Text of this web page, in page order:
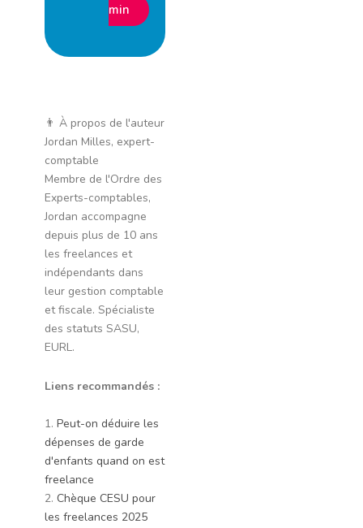
min
👨 À propos de l'auteur
Jordan Milles, expert-
comptable
Membre de l'Ordre des
Experts-comptables,
Jordan accompagne
depuis plus de 10 ans
les freelances et
indépendants dans
leur gestion comptable
et fiscale. Spécialiste
des statuts SASU,
EURL.
Liens recommandés :
1. Peut-on déduire les
dépenses de garde
d'enfants quand on est
freelance
2. Chèque CESU pour
les freelances 2025